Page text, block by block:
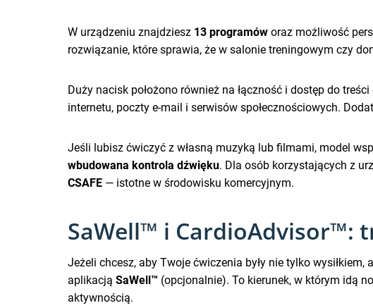
W urządzeniu znajdziesz 13 programów oraz możliwość
rozwiązanie, które sprawia, że w salonie treningowym czy
Duży nacisk położono również na łączność i dostęp do
internetu, poczty e-mail i serwisów społecznościowych.
Jeśli lubisz ćwiczyć z własną muzyką lub filmami, model
wbudowana kontrola dźwięku. Dla osób korzystających z
CSAFE — istotne w środowisku komercyjnym.
SaWell™ i CardioAdvisor™:
Jeżeli chcesz, aby Twoje ćwiczenia były nie tylko
aplikacją SaWell™ (opcjonalnie). To kierunek, w którym idą
aktywnością.